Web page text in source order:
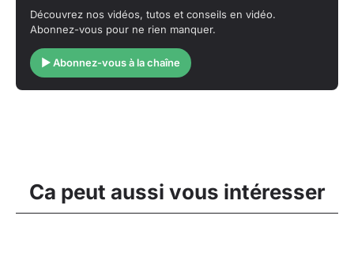
Découvrez nos vidéos, tutos et conseils en vidéo.
Abonnez-vous pour ne rien manquer.
▶ Abonnez-vous à la chaîne
Ca peut aussi vous intéresser